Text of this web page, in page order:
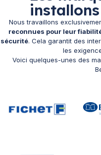
Nous travaillons
reconnues pour leur
sécurité. Cela garantit des
les
Voici quelques-unes des